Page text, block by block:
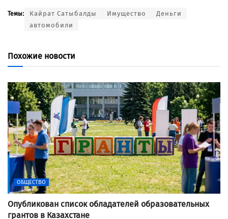
Темы: Кайрат Сатыбалды Имущество
Деньги
автомобили
Похожие новости
ОБЩЕСТВО
Опубликован список обладателей образовательных
грантов в Казахстане